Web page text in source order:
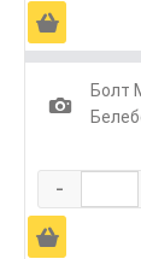
Ä
1
Болт
-
Ä